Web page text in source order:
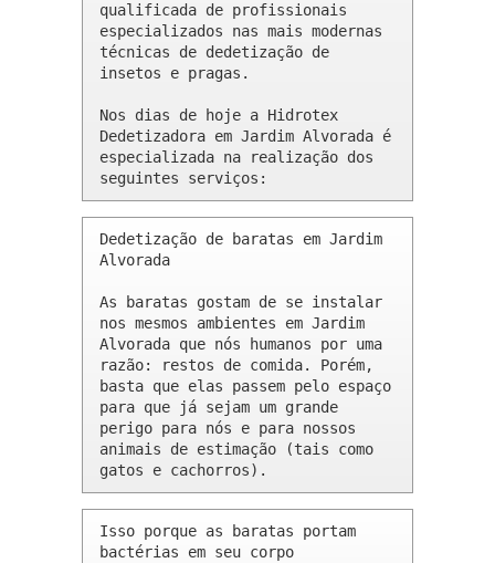
qualificada de profissionais
especializados nas mais modernas
técnicas de dedetização de
insetos e pragas.
Nos dias de hoje a Hidrotex
Dedetizadora em Jardim Alvorada é
especializada na realização dos
seguintes serviços:
Dedetização de baratas em Jardim
Alvorada
As baratas gostam de se instalar
nos mesmos ambientes em Jardim
Alvorada que nós humanos por uma
razão: restos de comida. Porém,
basta que elas passem pelo espaço
para que já sejam um grande
perigo para nós e para nossos
animais de estimação (tais como
gatos e cachorros).
Isso porque as baratas portam
bactérias em seu corpo